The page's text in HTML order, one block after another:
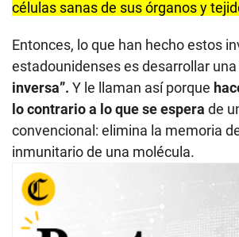
células sanas de sus órganos y
Entonces, lo que han hecho estos
estadounidenses es desarrollar una
inversa”. Y le llaman así porque
lo contrario a lo que se espera de
convencional: elimina la memoria
inmunitario de una molécula.